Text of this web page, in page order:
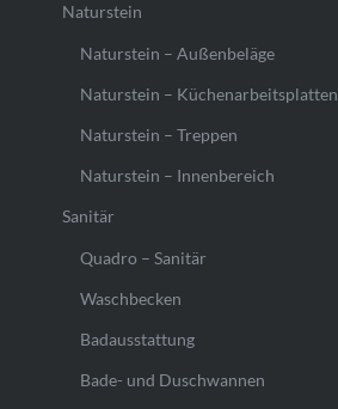
Naturstein
Naturstein – Außenbeläge
Naturstein – Küchenarbeitsplatten
Naturstein – Treppen
Naturstein – Innenbereich
Sanitär
Quadro – Sanitär
Waschbecken
Badausstattung
Bade- und Duschwannen